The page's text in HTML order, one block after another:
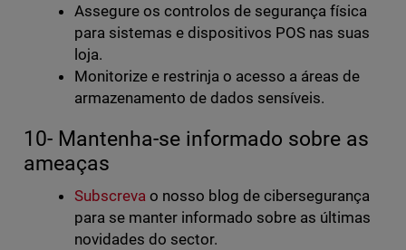
Assegure os controlos de segurança física
para sistemas e dispositivos POS nas suas
loja.
Monitorize e restrinja o acesso a áreas de
armazenamento de dados sensíveis.
10- Mantenha-se informado sobre as
ameaças
Subscrevao nosso blog de cibersegurança
para se manter informado sobre as últimas
novidades do sector.